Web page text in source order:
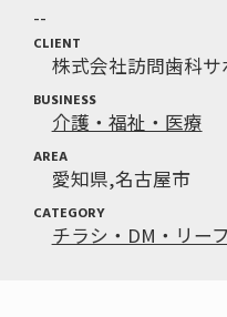
CLIENT
株式会社訪問歯科
BUSINESS
介護・福祉・医療
AREA
愛知県 名古屋市
CATEGORY
チラシ・DM・リー